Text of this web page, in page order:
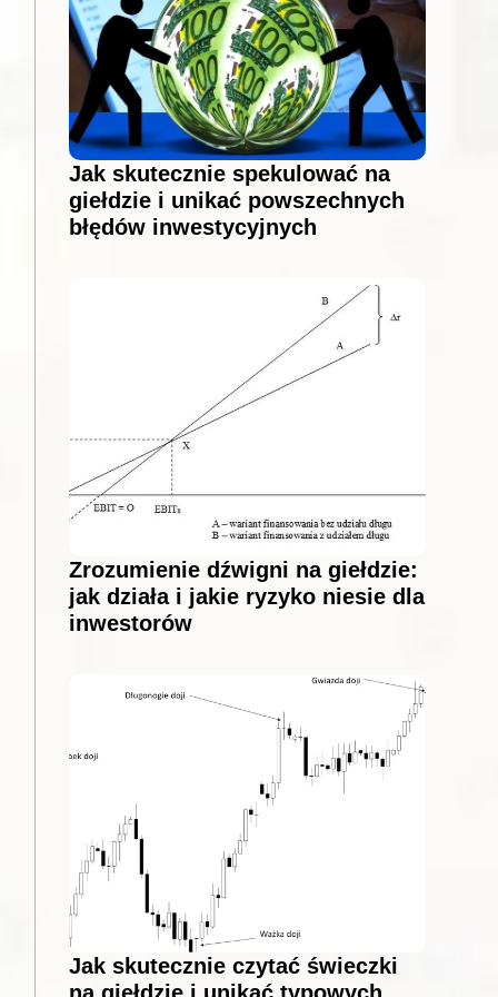
Jak skutecznie spekulować na
giełdzie i unikać powszechnych
błędów inwestycyjnych
Zrozumienie dźwigni na giełdzie:
jak działa i jakie ryzyko niesie dla
inwestorów
Jak skutecznie czytać świeczki